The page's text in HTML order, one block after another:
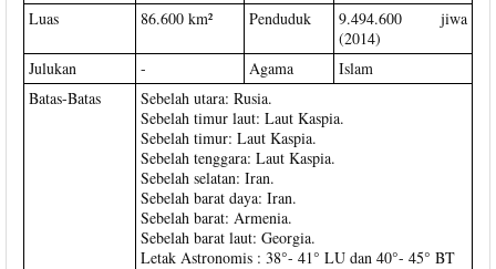
Luas 86.600 km² Penduduk
9.494.600 jiwa
(2014)
Julukan
- Agama
Islam
Batas-Batas
Sebelah utara: Rusia.
Sebelah timur laut: Laut Kaspia.
Sebelah timur: Laut Kaspia.
Sebelah tenggara: Laut Kaspia.
Sebelah selatan: Iran.
Sebelah barat daya: Iran.
Sebelah barat: Armenia.
Sebelah barat laut: Georgia.
Letak Astronomis : 38°- 41° LU dan 40°- 45° BT